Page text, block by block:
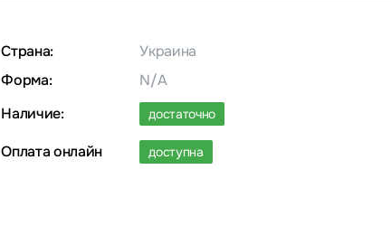
Страна:
Украина
Форма:
N/A
Наличие:
достаточно
Оплата онлайн доступна